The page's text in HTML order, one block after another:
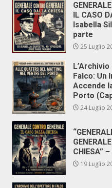
IL CASO
Isabella
parte
25 Luglio
Falco: Un
Accende
Porto
24 Luglio
CHIESA”
19 Luglio